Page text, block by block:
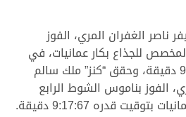
ناصر الغفران المري، الفوز
للجذاع بكار عمانيات، في
توقيت زمني قدره 9:22:41 دقيقة، وحقق “كنز” ملك سالم
الفوز بناموس الشوط الرابع
قدره 9:17:67 دقيقة.